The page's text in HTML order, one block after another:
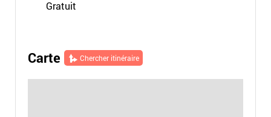
Gratuit
Carte Chercher itinéraire